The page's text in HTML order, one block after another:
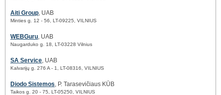
Aiti Group, UAB
Minties g. 12 - 56, LT-09225, VILNIUS
WEBGuru, UAB
Naugarduko g. 18, LT-03228 Vilnius
SA Service, UAB
Kalvarijų g. 276 A - 1, LT-08316, VILNIUS
Diodo Sistemos, P. Tarasevičiaus KŪB
Taikos g. 20 - 75, LT-05250, VILNIUS